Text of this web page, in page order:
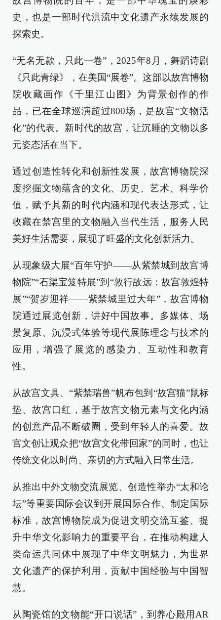
史，也是一部时代洪流中文化遗产永续发展的
探索史。
“无名无款，只此一卷”，2025年8月，舞蹈诗剧
《只此青绿》，在美国“展卷”。这部以故宫博物
院收藏画作《千里江山图》为背景创作的作
品，已在全球巡演超过800场，是故宫“文物活
化”的代表。新时代的故宫，让沉睡的文物以多
元姿态活在当下。
通过创造性转化和创新性发展，故宫博物院深
度挖掘文物蕴含的文化、历史、艺术、科学价
值，赋予其新的时代内涵和现代表达形式，让
收藏在禁宫里的文物融入当代生活，服务人民
美好生活需要，展现了旺盛的文化创新活力。
从现象级大展“百年守护——从紫禁城到故宫博
物院”“石渠宝笈特展”到“敦行故远：故宫敦煌特
展”“贺岁迎祥——紫禁城里过大年”，故宫博物
院通过展览创新，讲好中国故事。多媒体、场
景复原、沉浸式体验等现代展陈理念与技术的
应用，增强了展览的感染力、互动性和教育
性。
从故宫文具、“紫禁瑞兽”帆布包到“故宫猫”鼠标
垫、故宫口红，基于故宫文物元素与文化内涵
的创意产品不断破圈，受到年轻人的喜爱。故
宫文创让观众把“故宫文化带回家”的同时，也让
传统文化以时尚、亲切的方式融入日常生活。
从推出中外文物交流展览、创造性举办“太和论
坛”等重要国际会议到开展国际合作、制定国际
标准，故宫博物院成为促进文明交流互鉴、提
升中华文化影响力的重要平台，在推动构建人
类命运共同体中展现了中华文明魅力，为世界
文化遗产的保护利用，贡献中国经验与中国智
慧。
从陶瓷馆的文物能“开口说话”，到养心殿用AR